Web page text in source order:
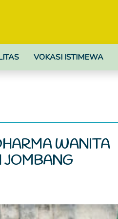
VOKASI ISTIMEWA
WANITA
JOMBANG